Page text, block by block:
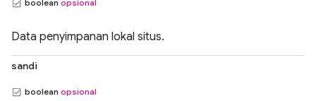
boolean opsional
Data penyimpanan lokal situs.
sandi
boolean opsional